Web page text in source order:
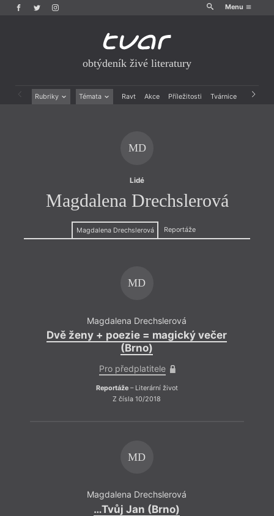
Menu
obtýdeník živé literatury
Rubriky Témata Ravt Akce Příležitosti Tvárnice Archiv
MD
Lidé
Magdalena Drechslerová
Magdalena Drechslerová Reportáže
MD
Magdalena Drechslerová
Dvě ženy + poezie = magický večer
(Brno)
Pro předplatitele
Reportáže– Literární život
Z čísla 10/2018
MD
Magdalena Drechslerová
…Tvůj Jan (Brno)